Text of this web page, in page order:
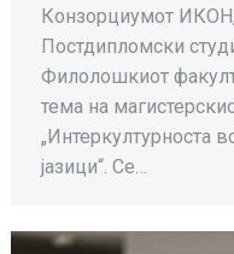
Конзорциумот ИКОН,
Постдипломски
Филолошкиот
тема на
„Интеркултурноста
јазици“. Се…